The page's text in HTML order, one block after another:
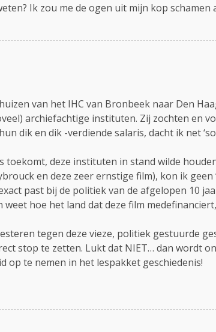
Ik zou me de ogen uit mijn kop schamen
van het IHC van Bronbeek naar Den
archiefachtige instituten. Zij zochten en
dik en dik -verdiende salaris, dacht ik net
deze instituten in stand wilde
en deze zeer ernstige film), kon ik geen
past bij de politiek van de afgelopen 10
hoe het land dat deze film
tegen deze vieze, politiek gestuurde
stop te zetten. Lukt dat NIET… dan wordt
op te nemen in het lespakket geschiedenis!